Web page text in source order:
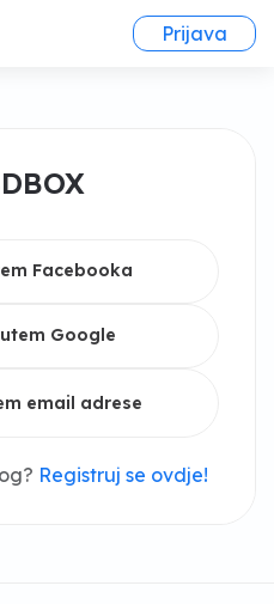
Prijava
Facebooka
Google
email adrese
Registruj se ovdje!